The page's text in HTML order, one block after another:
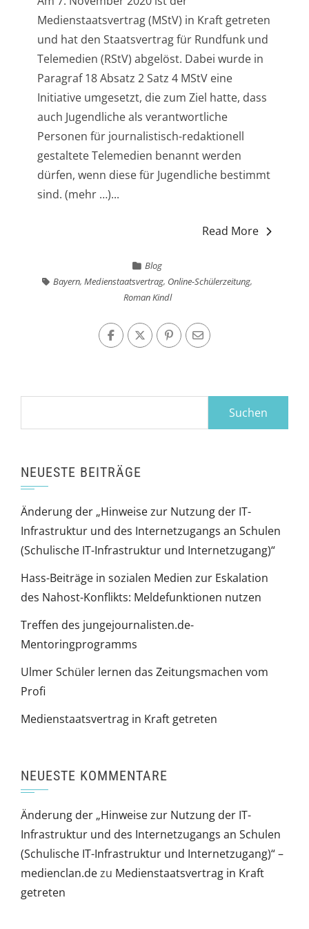
Medienstaatsvertrag (MStV) in Kraft getreten
und hat den Staatsvertrag für Rundfunk und
Telemedien (RStV) abgelöst. Dabei wurde in
Paragraf 18 Absatz 2 Satz 4 MStV eine
Initiative umgesetzt, die zum Ziel hatte, dass
auch Jugendliche als verantwortliche
Personen für journalistisch-redaktionell
gestaltete Telemedien benannt werden
dürfen, wenn diese für Jugendliche bestimmt
sind. (mehr …)...
Read More
Blog
Bayern,Medienstaatsvertrag, Online-Schülerzeitung,
Roman Kindl
NEUESTE BEITRÄGE
Änderung der „Hinweise zur Nutzung der IT-
Infrastruktur und des Internetzugangs an Schulen
(Schulische IT-Infrastruktur und Internetzugang)“
Hass-Beiträge in sozialen Medien zur Eskalation
des Nahost-Konflikts: Meldefunktionen nutzen
Treffen des jungejournalisten.de-
Mentoringprogramms
Ulmer Schüler lernen das Zeitungsmachen vom
Profi
Medienstaatsvertrag in Kraft getreten
NEUESTE KOMMENTARE
Änderung der „Hinweise zur Nutzung der IT-
Infrastruktur und des Internetzugangs an Schulen
(Schulische IT-Infrastruktur und Internetzugang)“ –
medienclan.dezu Medienstaatsvertrag in Kraft
getreten